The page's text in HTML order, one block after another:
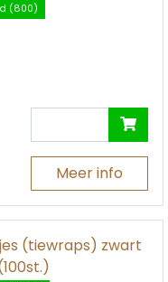
(800)
Meer info
(tiewraps) zwart